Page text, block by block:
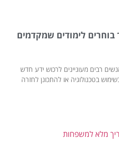
בוחרים לימודים שמקדמים
רבים מעוניינים לרכוש ידע חדש
בטכנולוגיה או להתכונן לחזרה